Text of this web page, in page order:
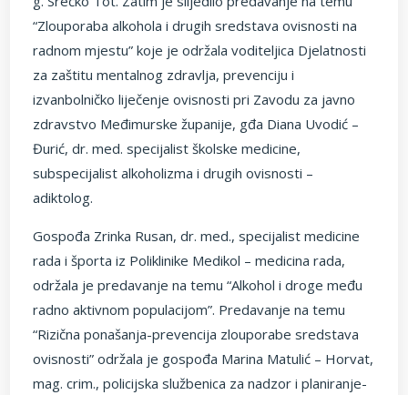
“Zlouporaba alkohola i drugih sredstava ovisnosti na
radnom mjestu” koje je održala voditeljica Djelatnosti
za zaštitu mentalnog zdravlja, prevenciju i
izvanbolničko liječenje ovisnosti pri Zavodu za javno
zdravstvo Međimurske županije, gđa Diana Uvodić –
Đurić, dr. med. specijalist školske medicine,
subspecijalist alkoholizma i drugih ovisnosti –
adiktolog.
Gospođa Zrinka Rusan, dr. med., specijalist medicine
rada i športa iz Poliklinike Medikol – medicina rada,
održala je predavanje na temu “Alkohol i droge među
radno aktivnom populacijom”. Predavanje na temu
“Rizična ponašanja-prevencija zlouporabe sredstava
ovisnosti” održala je gospođa Marina Matulić – Horvat,
mag. crim., policijska službenica za nadzor i planiranje-